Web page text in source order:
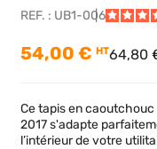
REF. : UB1-006
54,00 € HT64,80
Ce tapis en caoutchouc
2017 s'adapte
l’intérieur de votre